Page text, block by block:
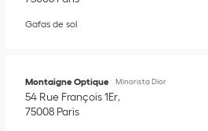
Gafas de sol
Montaigne Optique Minorista Dior
54 Rue François 1Er
75008 Paris